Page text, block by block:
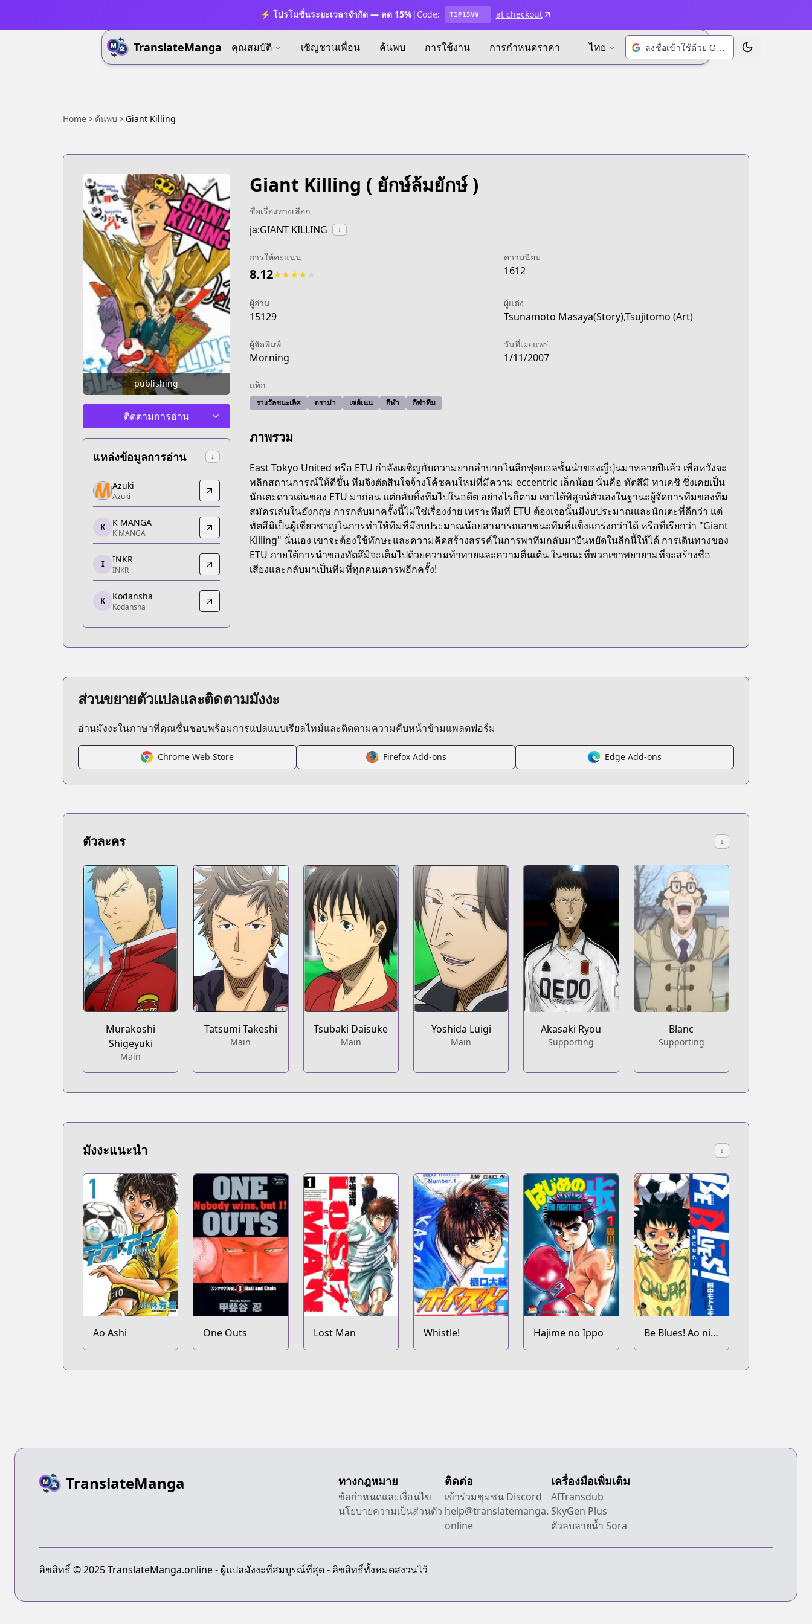
⚡ โปรโมชั่นระยะเวลาจำกัด — ลด 15%| Code: T1P15VV at checkout
TranslateManga คุณสมบัติ เชิญชวนเพื่อน ค้นพบ การใช้งาน การกำหนดราคา ไทย เปลี่ยนธีม
Home ค้นพบ Giant Killing
publishing
ติดตามการอ่าน
แหล่งข้อมูลการอ่าน ↓
Azuki
Azuki
https://www.azuki.co/series/giant-killing
K MANGA
K MANGA
https://kmanga.kodansha.com/title/10253/episode/326662
INKR
INKR
https://comics.inkr.com/title/778-giant-killing-1-34?ref=search
Kodansha
Kodansha
Comic Days
https://comic-days.com/episode/13932016480029857119
Manga Planet
Manga Planet
https://read.mangaplanet.com/comic/6170d81348bd9
Kodansha
https://kodansha.us/series/giant-killing/
Azuki
Azuki
K K MANGA
K MANGA
I INKR
INKR
K Kodansha
Kodansha
Giant Killing ( ยักษ์ล้มยักษ์ )
ชื่อเรื่องทางเลือก
ja:GIANT KILLING ↓
การให้คะแนน
8.12★★★★
ความนิยม
1612
ผู้อ่าน
15129
ผู้แต่ง
Tsunamoto Masaya(Story),Tsujitomo (Art)
ผู้จัดพิมพ์
Morning
วันที่เผยแพร่
1/11/2007
แท็ก
รางวัลชนะเลิศ ดราม่า เซย์เนน กีฬา กีฬาทีม
ภาพรวม
East Tokyo United หรือ ETU กำลังเผชิญกับความยากลำบากในลีกฟุตบอลชั้นนำของญี่ปุ่นมาหลายปีแล้ว เพื่อหวังจะ
พลิกสถานการณ์ให้ดีขึ้น ทีมจึงตัดสินใจจ้างโค้ชคนใหม่ที่มีความ eccentric เล็กน้อย นั่นคือ ทัตสึมิ ทาเคชิ ซึ่งเคยเป็น
นักเตะดาวเด่นของ ETU มาก่อน แต่กลับทิ้งทีมไปในอดีต อย่างไรก็ตาม เขาได้พิสูจน์ตัวเองในฐานะผู้จัดการทีมของทีม
สมัครเล่นในอังกฤษ การกลับมาครั้งนี้ไม่ใช่เรื่องง่าย เพราะทีมที่ ETU ต้องเจอนั้นมีงบประมาณและนักเตะที่ดีกว่า แต่
ทัตสึมิเป็นผู้เชี่ยวชาญในการทำให้ทีมที่มีงบประมาณน้อยสามารถเอาชนะทีมที่แข็งแกร่งกว่าได้ หรือที่เรียกว่า "Giant
Killing" นั่นเอง เขาจะต้องใช้ทักษะและความคิดสร้างสรรค์ในการพาทีมกลับมายืนหยัดในลีกนี้ให้ได้ การเดินทางของ
ETU ภายใต้การนำของทัตสึมิจะเต็มไปด้วยความท้าทายและความตื่นเต้น ในขณะที่พวกเขาพยายามที่จะสร้างชื่อ
เสียงและกลับมาเป็นทีมที่ทุกคนเคารพอีกครั้ง!
ส่วนขยายตัวแปลและติดตามมังงะ
อ่านมังงะในภาษาที่คุณชื่นชอบพร้อมการแปลแบบเรียลไทม์และติดตามความคืบหน้าข้ามแพลตฟอร์ม
Chrome Web Store Firefox Add-ons Edge Add-ons
ตัวละคร ↓
Murakoshi
Shigeyuki
Main
Tatsumi Takeshi
Main
Tsubaki Daisuke
Main
Yoshida Luigi
Main
Akasaki Ryou
Supporting
Blanc
Supporting
มังงะแนะนำ ↓
Ao Ashi One Outs Lost Man Whistle! Hajime no Ippo
Be Blues! Ao ni
Nare
TranslateManga ทางกฎหมาย
ข้อกำหนดและเงื่อนไข
นโยบายความเป็นส่วนตัว
ติดต่อ
เข้าร่วมชุมชน Discord
help@translatemanga.
online
เครื่องมือเพิ่มเติม
AITransdub
SkyGen Plus
ตัวลบลายน้ำ Sora
ลิขสิทธิ์ © 2025 TranslateManga.online - ผู้แปลมังงะที่สมบูรณ์ที่สุด - ลิขสิทธิ์ทั้งหมดสงวนไว้